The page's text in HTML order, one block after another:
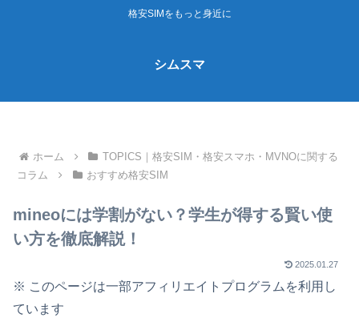
格安SIMをもっと身近に
シムスマ
ホーム
TOPICS｜格安SIM・格安スマホ・MVNOに関する
コラム
おすすめ格安SIM
mineoには学割がない？学生が得する賢い使
い方を徹底解説！
2025.01.27
※ このページは一部アフィリエイトプログラムを利用し
ています